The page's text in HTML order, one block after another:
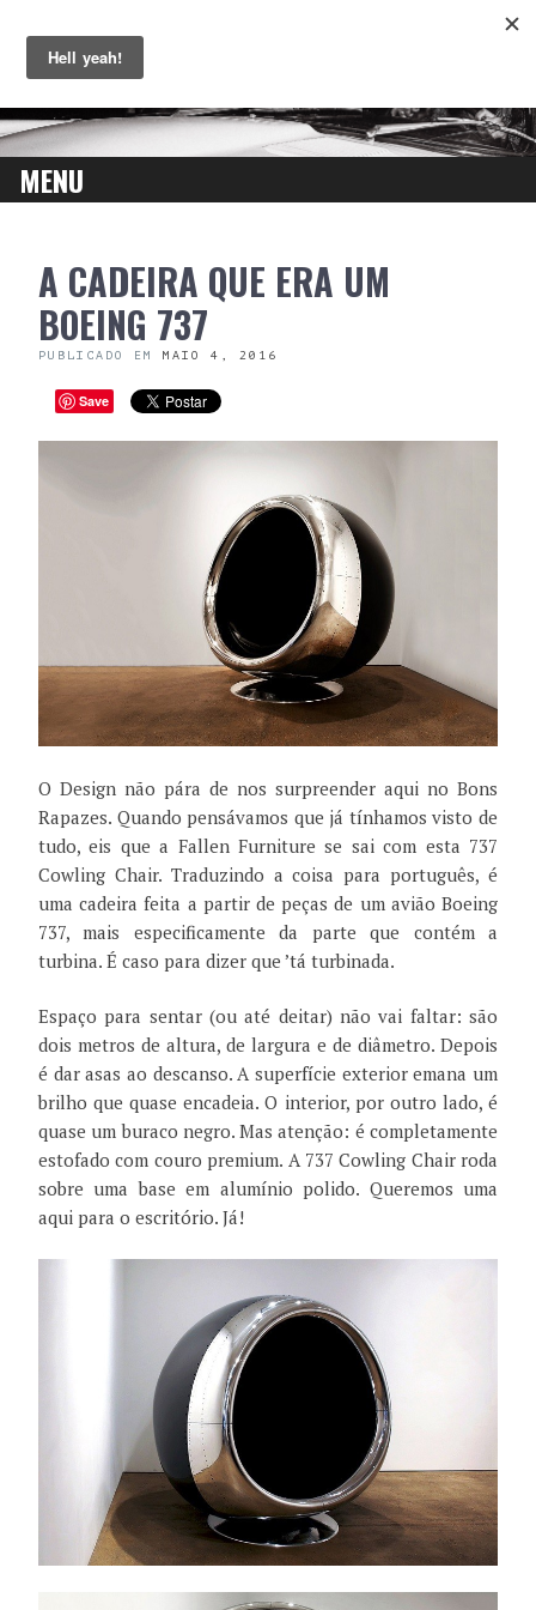
MENU
CONTENTA CADEIRA QUE ERA UM
BOEING 737
PUBLICADO EM MAIO 4, 2016
Save
O Design não pára de nos surpreender aqui no Bons
Rapazes. Quando pensávamos que já tínhamos visto de
tudo, eis que a Fallen Furniture se sai com esta 737
Cowling Chair. Traduzindo a coisa para português, é
uma cadeira feita a partir de peças de um avião Boeing
737, mais especificamente da parte que contém a
turbina. É caso para dizer que ’tá turbinada.
Espaço para sentar (ou até deitar) não vai faltar: são
dois metros de altura, de largura e de diâmetro. Depois
é dar asas ao descanso. A superfície exterior emana um
brilho que quase encadeia. O interior, por outro lado, é
quase um buraco negro. Mas atenção: é completamente
estofado com couro premium. A 737 Cowling Chair roda
sobre uma base em alumínio polido. Queremos uma
aqui para o escritório. Já!